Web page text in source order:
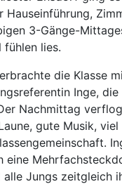
Hauseinführung,
3-Gänge-
fühlen lies.
die Klasse
Inge, die
Nachmittag
gute Musik, viel
eine
Jungs zeitgleich